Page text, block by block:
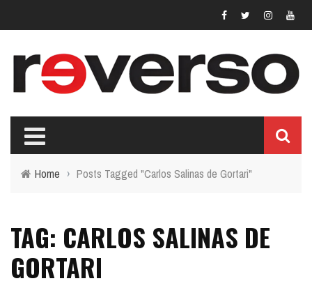
Home › Posts Tagged "Carlos Salinas de Gortari"
TAG: CARLOS SALINAS DE
GORTARI